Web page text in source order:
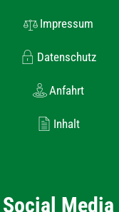
Impressum
Datenschutz
Anfahrt
Inhalt
Social Media